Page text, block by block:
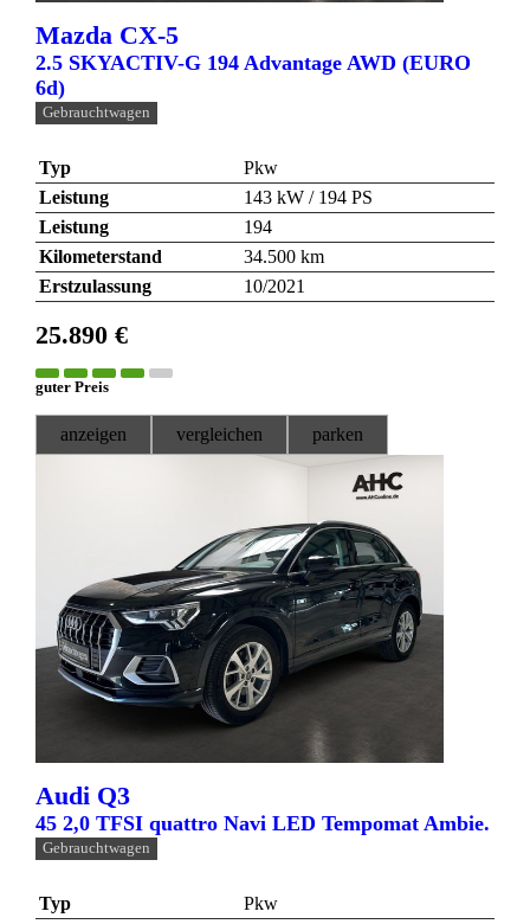
Mazda CX-5
2.5 SKYACTIV-G 194 Advantage AWD (EURO
6d)
Gebrauchtwagen
Typ
Pkw
Leistung
143 kW / 194 PS
Leistung
194
Kilometerstand
34.500 km
Erstzulassung
10/2021
25.890 €
guter Preis
anzeigen vergleichen parken
Audi Q3
45 2,0 TFSI quattro Navi LED Tempomat Ambie.
Gebrauchtwagen
Typ
Pkw